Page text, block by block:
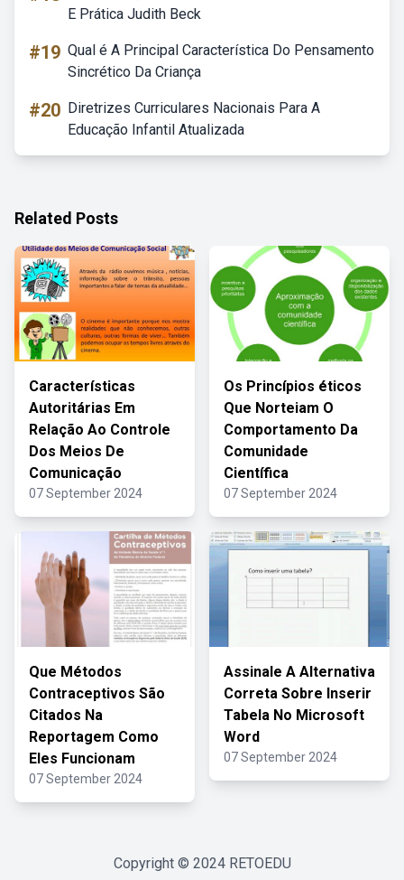
E Prática Judith Beck
#19 Qual é A Principal Característica Do Pensamento
Sincrético Da Criança
#20 Diretrizes Curriculares Nacionais Para A
Educação Infantil Atualizada
Related Posts
Características
Autoritárias Em
Relação Ao Controle
Dos Meios De
Comunicação
07 September 2024
Os Princípios éticos
Que Norteiam O
Comportamento Da
Comunidade
Científica
07 September 2024
Que Métodos
Contraceptivos São
Citados Na
Reportagem Como
Eles Funcionam
07 September 2024
Assinale A Alternativa
Correta Sobre Inserir
Tabela No Microsoft
Word
07 September 2024
Copyright © 2024 RETOEDU